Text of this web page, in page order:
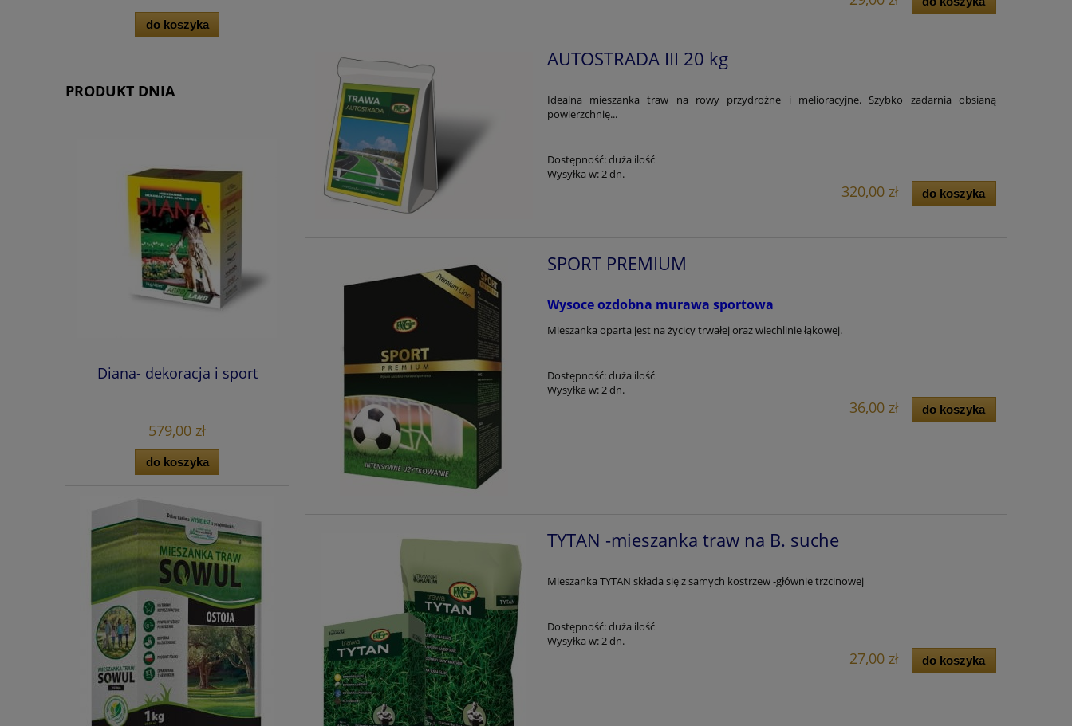
do koszyka
PRODUKT DNIA
Diana- dekoracja i sport
579,00 zł
do koszyka
AUTOSTRADA III 20 kg
Idealna mieszanka traw na rowy przydrożne i melioracyjne. Szybko zadarnia obsianą
powierzchnię...
Dostępność:duża ilość
Wysyłka w:2 dn.
320,00 zł do koszyka
SPORT PREMIUM
Wysoce ozdobna murawa sportowa
Mieszanka oparta jest na życicy trwałej oraz wiechlinie łąkowej.
Dostępność:duża ilość
Wysyłka w:2 dn.
36,00 zł do koszyka
TYTAN -mieszanka traw na B. suche
Mieszanka TYTAN składa się z samych kostrzew -głównie trzcinowej
Dostępność:duża ilość
Wysyłka w:2 dn.
27,00 zł do koszyka